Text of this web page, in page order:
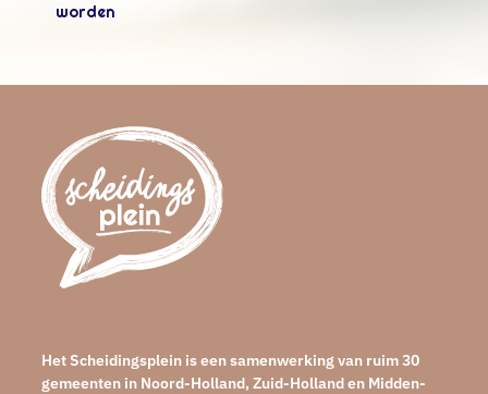
worden
Het Scheidingsplein is een samenwerking van ruim 30
gemeenten in Noord-Holland, Zuid-Holland en Midden-